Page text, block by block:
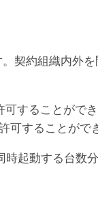
契約組織内外
することがで
可することがで
起動する台数